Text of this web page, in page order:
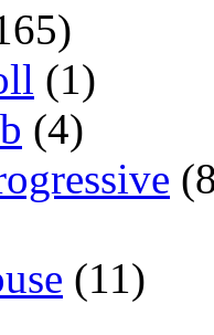
(1)
(4)
(11)